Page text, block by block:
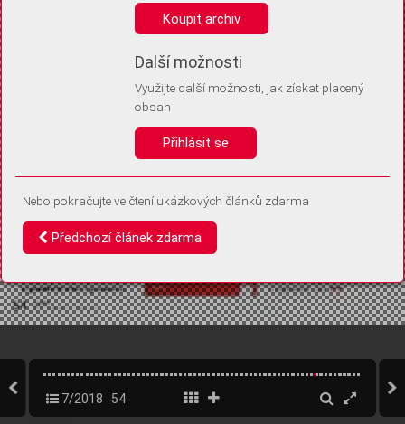
Anonymní unikátní ID
Díky němu příště poznáme, že se jedná o stejné zařízení, a
Identifikátor je zcela anonymní.
Vaše souhlasy a odmítnutí si ukládáme do vašeho zařízení, abychom se
vás už příště znovu neptali. Můžete je kdykoli později upravit ve Správě
7/2018 54
Koupit archiv
Další možnosti
Využijte další možnosti, jak získat placený
obsah
Přihlásit se
Nebo pokračujte ve čtení ukázkových článků zdarma
Předchozí článek zdarma